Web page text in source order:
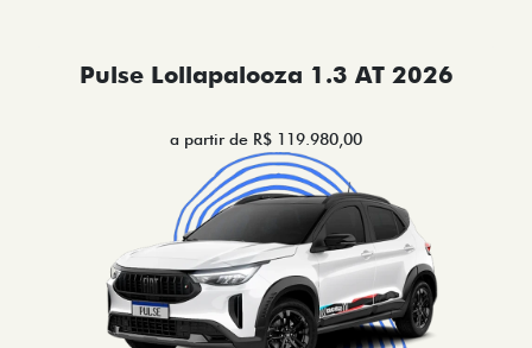
Pulse Lollapalooza 1.3 AT 2026
a partir de R$ 119.980,00